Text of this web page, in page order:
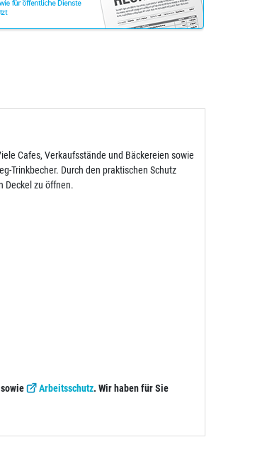
Cafes, Verkaufsstände und Bäckereien sowie
Trinkbecher. Durch den praktischen Schutz
Deckel zu öffnen.
sowie Arbeitsschutz. Wir haben für Sie